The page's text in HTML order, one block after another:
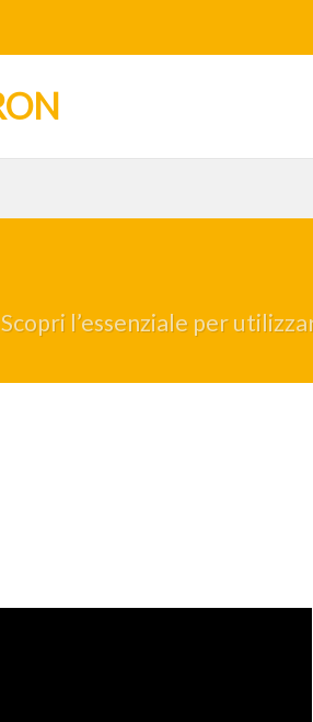
Scopri l’essenziale per